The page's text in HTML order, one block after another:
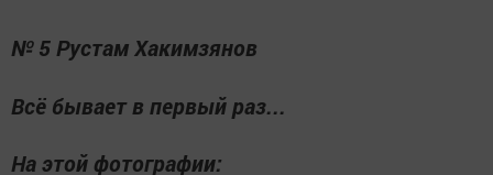
№ 5 Рустам Хакимзянов
Всё бывает в первый раз...
На этой фотографии: